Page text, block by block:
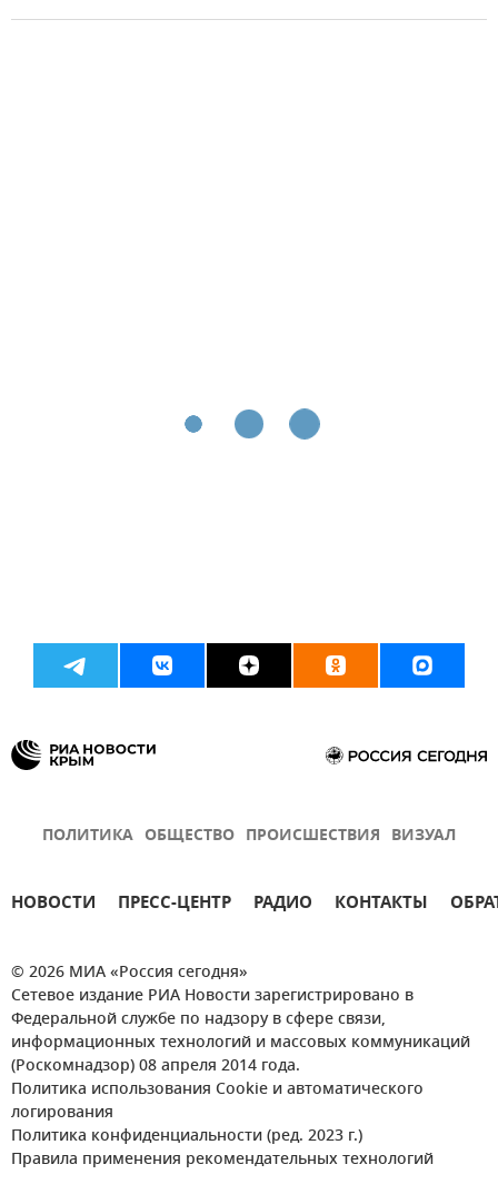
ПОЛИТИКА ОБЩЕСТВО ПРОИСШЕСТВИЯ ВИЗУАЛ
НОВОСТИ ПРЕСС-ЦЕНТР РАДИО КОНТАКТЫ
© 2026 МИА «Россия сегодня»
Сетевое издание РИА Новости зарегистрировано в
Федеральной службе по надзору в сфере связи,
информационных технологий и массовых коммуникаций
(Роскомнадзор) 08 апреля 2014 года.
Политика использования Cookie и автоматического
логирования
Политика конфиденциальности (ред. 2023 г.)
Правила применения рекомендательных технологий